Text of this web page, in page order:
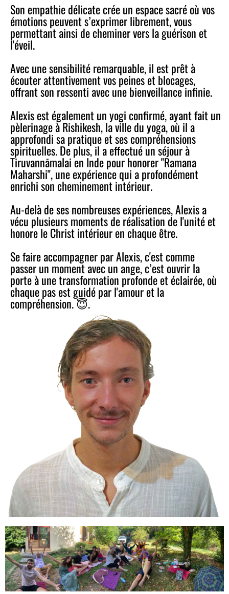
Son empathie délicate crée un espace sacré où vos
émotions peuvent s’exprimer librement, vous
permettant ainsi de cheminer vers la guérison et
l'éveil.
Avec une sensibilité remarquable, il est prêt à
écouter attentivement vos peines et blocages,
offrant son ressenti avec une bienveillance infinie.
Alexis est également un yogi confirmé, ayant fait un
pèlerinage à Rishikesh, la ville du yoga, où il a
approfondi sa pratique et ses compréhensions
spirituelles. De plus, il a effectué un séjour à
Tiruvannāmalai en Inde pour honorer "Ramana
Maharshi", une expérience qui a profondément
enrichi son cheminement intérieur.
Au-delà de ses nombreuses expériences, Alexis a
vécu plusieurs moments de réalisation de l'unité et
honore le Christ intérieur en chaque être.
Se faire accompagner par Alexis, c'est comme
passer un moment avec un ange, c’est ouvrir la
porte à une transformation profonde et éclairée, où
chaque pas est guidé par l'amour et la
compréhension. 😇.